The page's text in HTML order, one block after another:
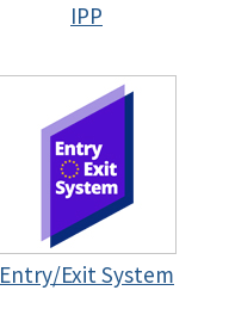
IPP
Entry/Exit System